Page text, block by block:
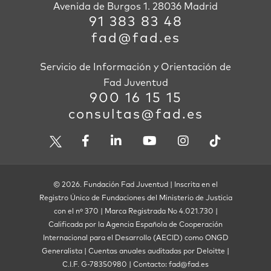
Avenida de Burgos 1. 28036 Madrid
91 383 83 48
fad@fad.es
Servicio de Información y Orientación de
Fad Juventud
900 16 15 15
consultas@fad.es
© 2026. Fundación Fad Juventud | Inscrita en el
Registro Único de Fundaciones del Ministerio de Justicia
con el nº 370 | Marca Registrada No 4.021.730 |
Calificada por la Agencia Española de Cooperación
Internacional para el Desarrollo (AECID) como ONGD
Generalista | Cuentas anuales auditadas por Deloitte |
C.I.F. G-78350980 | Contacto: fad@fad.es